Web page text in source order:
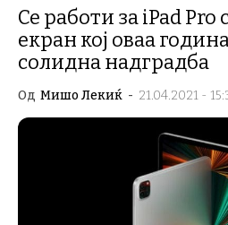
Се работи за iPad Pro
екран кој оваа
солидна надградба
Од Мишо Лекиќ - 21.04.2021 -